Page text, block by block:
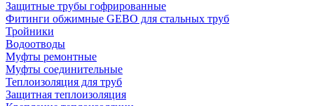
Защитные трубы гофрированные
Фитинги обжимные GEBO для стальных труб
Тройники
Водоотводы
Муфты ремонтные
Муфты соединительные
Теплоизоляция для труб
Защитная теплоизоляция